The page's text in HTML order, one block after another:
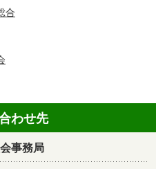
合
わせ先
事務局